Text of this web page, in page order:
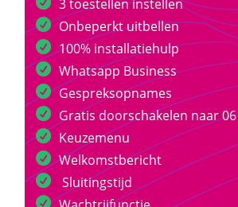
3 toestellen instellen
Onbeperkt uitbellen
100% installatiehulp
Whatsapp Business
Gespreksopnames
Gratis doorschakelen naar 06
Keuzemenu
Welkomstbericht
Sluitingstijd